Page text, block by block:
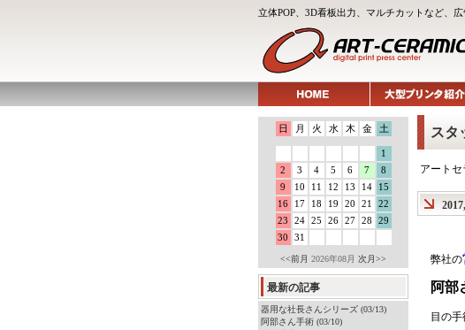
立体POP、3D看板出力、マルチカットなど、
日 月 火 水 木 金 土
1
2
3 4 5 6 7
8
9
10 11 12 13 14
15
16
17 18 19 20 21
22
23
24 25 26 27 28
29
30
31
<<前月 2026年08月 次月>>
最新の記事
器用な社長さんシリーズ (03/13)
阿部さん手術 (03/10)
スタ
アートセ
弊社の
阿部
目の手